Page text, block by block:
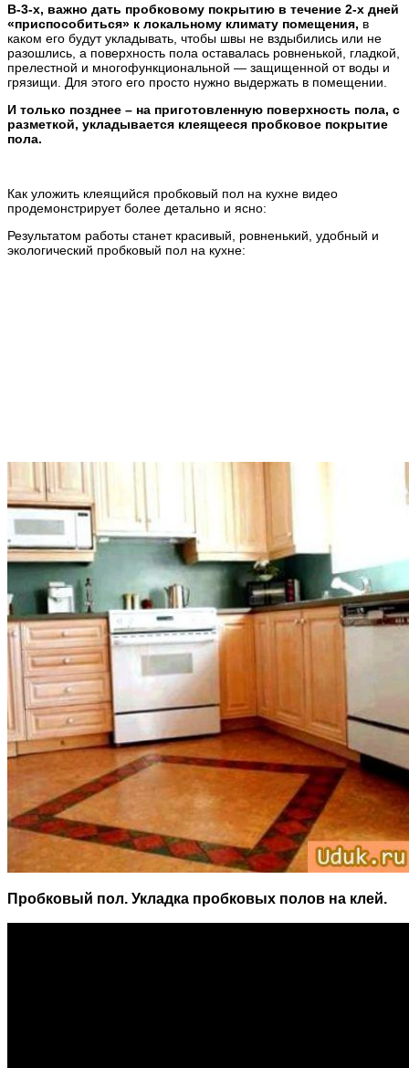
В-3-х, важно дать пробковому покрытию в течение 2-х дней
«приспособиться» к локальному климату помещения, в
каком его будут укладывать, чтобы швы не вздыбились или не
разошлись, а поверхность пола оставалась ровненькой, гладкой,
прелестной и многофункциональной — защищенной от воды и
грязищи. Для этого его просто нужно выдержать в помещении.
И только позднее – на приготовленную поверхность пола, с
разметкой, укладывается клеящееся пробковое покрытие
пола.
Как уложить клеящийся пробковый пол на кухне видео
продемонстрирует более детально и ясно:
Результатом работы станет красивый, ровненький, удобный и
экологический пробковый пол на кухне:
Пробковый пол. Укладка пробковых полов на клей.